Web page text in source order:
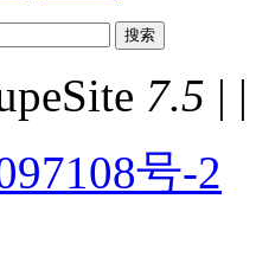
7.5 | |
号-2